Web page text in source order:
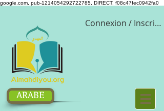
google.com, pub-1214054292722785, DIRECT, f08c47fec0942fa0
Connexion /
ARABE